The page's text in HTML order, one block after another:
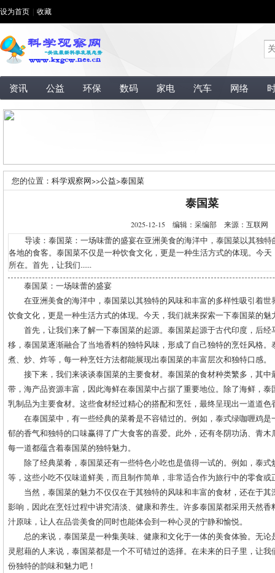
设为首页 收藏
资讯 公益 环保 数码 家电 汽车 网络
您的位置： 科学观察网>>公益>泰国菜
泰国菜
2025-12-15 编辑：采编部 来源：互联网
导读：泰国菜：一场味蕾的盛宴在亚洲美食的海洋中，泰国菜以其独特
各地的食客。泰国菜不仅是一种饮食文化，更是一种生活方式的体现。今
所在。首先，让我们......
泰国菜：一场味蕾的盛宴
在亚洲美食的海洋中，泰国菜以其独特的风味和丰富的多样性吸引着
饮食文化，更是一种生活方式的体现。今天，我们就来探索一下泰国菜的魅
首先，让我们来了解一下泰国菜的起源。泰国菜起源于古代印度，后
移，泰国菜逐渐融合了当地香料的独特风味，形成了自己独特的烹饪风格
煮、炒、炸等，每一种烹饪方法都能展现出泰国菜的丰富层次和独特口感。
接下来，我们来谈谈泰国菜的主要食材。泰国菜的食材种类繁多，其
带，海产品资源丰富，因此海鲜在泰国菜中占据了重要地位。除了海鲜，
乳制品为主要食材。这些食材经过精心的搭配和烹饪，最终呈现出一道道色
在泰国菜中，有一些经典的菜肴是不容错过的。例如，泰式绿咖喱鸡
郁的香气和独特的口味赢得了广大食客的喜爱。此外，还有冬阴功汤、青
每一道都蕴含着泰国菜的独特魅力。
除了经典菜肴，泰国菜还有一些特色小吃也是值得一试的。例如，泰
等，这些小吃不仅味道鲜美，而且制作简单，非常适合作为旅行中的零食或
当然，泰国菜的魅力不仅仅在于其独特的风味和丰富的食材，还在于
影响，因此在烹饪过程中讲究清淡、健康和养生。许多泰国菜都采用天然
汁原味，让人在品尝美食的同时也能体会到一种心灵的宁静和愉悦。
总的来说，泰国菜是一种集美味、健康和文化于一体的美食体验。无
灵慰藉的人来说，泰国菜都是一个不可错过的选择。在未来的日子里，让
份独特的韵味和魅力吧！